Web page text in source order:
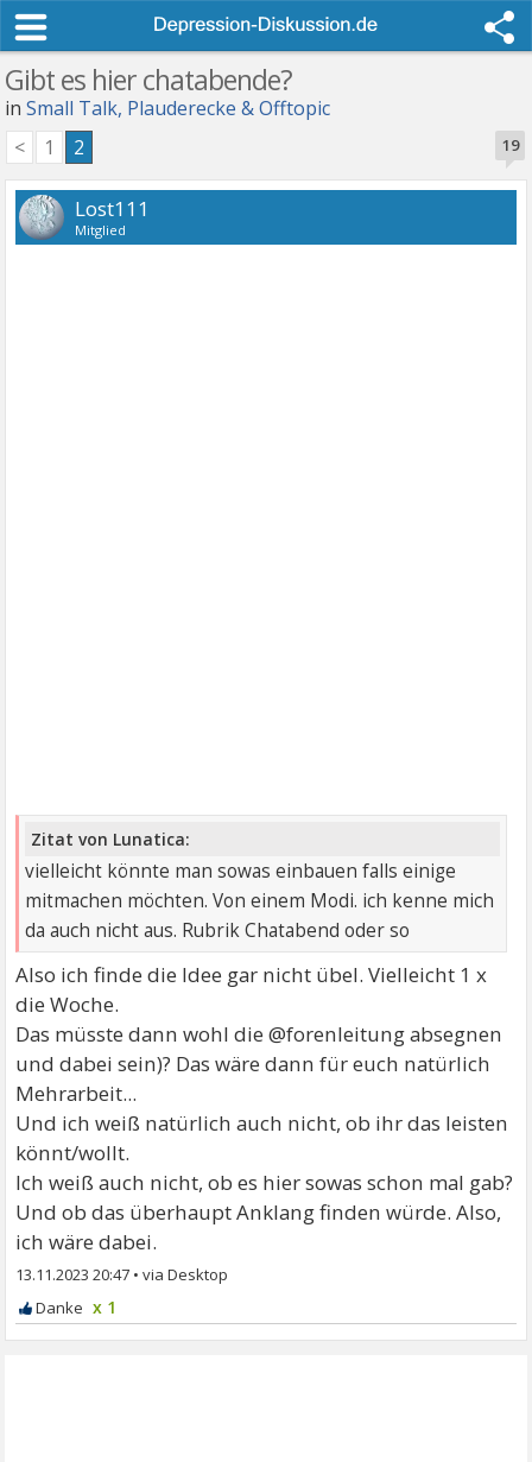
Gibt es hier chatabende?
inSmall Talk, Plauderecke & Offtopic
19
< 1 2
Lost111
Mitglied
Zitat von Lunatica:
vielleicht könnte man sowas einbauen falls einige
mitmachen möchten. Von einem Modi. ich kenne mich
da auch nicht aus. Rubrik Chatabend oder so
Also ich finde die Idee gar nicht übel. Vielleicht 1 x
die Woche.
Das müsste dann wohl die @forenleitung absegnen
und dabei sein)? Das wäre dann für euch natürlich
Mehrarbeit...
Und ich weiß natürlich auch nicht, ob ihr das leisten
könnt/wollt.
Ich weiß auch nicht, ob es hier sowas schon mal gab?
Und ob das überhaupt Anklang finden würde. Also,
ich wäre dabei.
13.11.2023 20:47 •
x 1